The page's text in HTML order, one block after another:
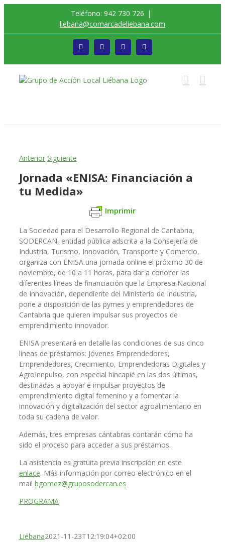
Teléfono: 942 730 726 |
liebana@comarcadeliebana.com
Facebook Twitter Instagram
Anterior Siguiente
Jornada «ENISA: Financiación a
tu Medida»
Imprimir
La Sociedad para el Desarrollo Regional de Cantabria,
SODERCAN, entidad pública adscrita a la Consejería de
Industria, Turismo, Innovación, Transporte y Comercio,
organiza con ENISA una jornada online el próximo 30 de
noviembre, de 10 a 11 horas, para dar a conocer las
diferentes líneas de financiación que la Empresa Nacional
de Innovación, dependiente del Ministerio de Industria,
pone a disposición de las pymes y emprendedores de
Cantabria que quieren impulsar sus proyectos de
emprendimiento innovador.
ENISA presentará en detalle las condiciones de sus cinco
líneas de préstamos: Jóvenes Emprendedores,
Emprendedores, Crecimiento, Emprendedoras Digitales y
AgroInnpulso, con especial hincapié en las dos últimas,
destinadas a apoyar e impulsar proyectos de
emprendimiento digital femenino y a fomentar la
innovación y digitalización del sector agroalimentario en
toda su cadena de valor.
Además, tres empresas cántabras contarán cómo ha
sido el proceso para acceder a sus préstamos.
La asistencia es gratuita previa inscripción en este
enlace. Más información por correo electrónico en el
mail bgomez@gruposodercan.es
PROGRAMA
Liébana2021-11-23T12:19:04+02:00